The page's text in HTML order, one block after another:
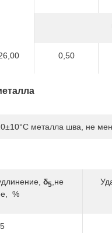
0,50
металла шва, не
δ5 ,не
%